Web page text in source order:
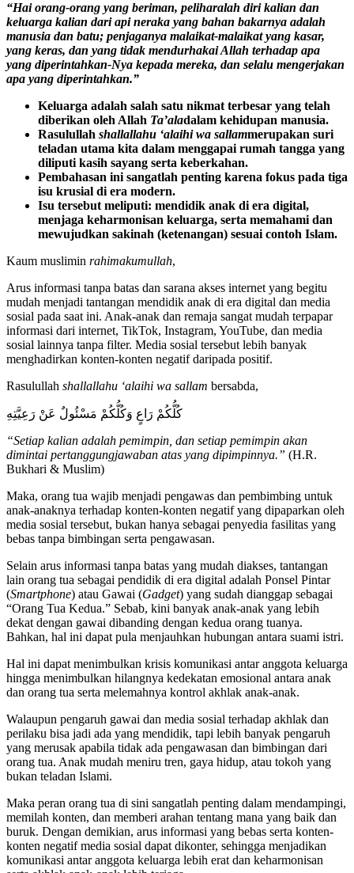
“Hai orang-orang yang beriman, peliharalah dirikalian dan
keluarga kalian dari api neraka yang bahan bakarnya adalah
manusia dan batu; penjaganya malaikat-malaikat yang kasar,
yang keras, dan yang tidak mendurhakai Allah terhadap apa
yang diperintahkan-Nya kepada mereka, dan selalu mengerjakan
apa yang diperintahkan.”
Keluarga adalah salah satu nikmat terbesar yang telah
diberikan oleh Allah Ta’aladalam kehidupan manusia.
Rasulullah shallallahu ‘alaihi wa sallammerupakan suri
teladan utama kita dalam menggapai rumah tangga yang
diliputi kasih sayang serta keberkahan.
Pembahasan ini sangatlah penting karena fokus pada tiga
isu krusial di era modern.
Isu tersebut meliputi: mendidik anak di era digital,
menjaga keharmonisan keluarga, serta memahami dan
mewujudkan sakinah (ketenangan) sesuai contoh Islam.
Kaum muslimin rahimakumullah,
Arus informasi tanpa batas dan sarana akses internet yang begitu
mudah menjadi tantangan mendidik anak di era digital dan media
sosial pada saat ini. Anak-anak dan remaja sangat mudah terpapar
informasi dari internet, TikTok, Instagram, YouTube, dan media
sosial lainnya tanpa filter. Media sosial tersebut lebih banyak
menghadirkan konten-konten negatif daripada positif.
Rasulullah shallallahu ‘alaihi wa sallam bersabda,
كُلُّكُمْ رَاعٍ وَكُلُّكُمْ مَسْئُولٌ عَنْ رَعِيَّتِهِ
“Setiap kalian adalah pemimpin, dan setiap pemimpin akan
dimintai pertanggungjawaban atas yang dipimpinnya.” (H.R.
Bukhari & Muslim)
Maka, orang tua wajib menjadi pengawas dan pembimbing untuk
anak-anaknya terhadap konten-konten negatif yang dipaparkan oleh
media sosial tersebut, bukan hanya sebagai penyedia fasilitas yang
bebas tanpa bimbingan serta pengawasan.
Selain arus informasi tanpa batas yang mudah diakses, tantangan
lain orang tua sebagai pendidik di era digital adalah Ponsel Pintar
(Smartphone) atau Gawai (Gadget) yang sudah dianggap sebagai
“Orang Tua Kedua.” Sebab, kini banyak anak-anak yang lebih
dekat dengan gawai dibanding dengan kedua orang tuanya.
Bahkan, hal ini dapat pula menjauhkan hubungan antara suami istri.
Hal ini dapat menimbulkan krisis komunikasi antar anggota keluarga
hingga menimbulkan hilangnya kedekatan emosional antara anak
dan orang tua serta melemahnya kontrol akhlak anak-anak.
Walaupun pengaruh gawai dan media sosial terhadap akhlak dan
perilaku bisa jadi ada yang mendidik, tapi lebih banyak pengaruh
yang merusak apabila tidak ada pengawasan dan bimbingan dari
orang tua. Anak mudah meniru tren, gaya hidup, atau tokoh yang
bukan teladan Islami.
Maka peran orang tua di sini sangatlah penting dalam mendampingi,
memilah konten, dan memberi arahan tentang mana yang baik dan
buruk. Dengan demikian, arus informasi yang bebas serta konten-
konten negatif media sosial dapat dikonter, sehingga menjadikan
komunikasi antar anggota keluarga lebih erat dan keharmonisan